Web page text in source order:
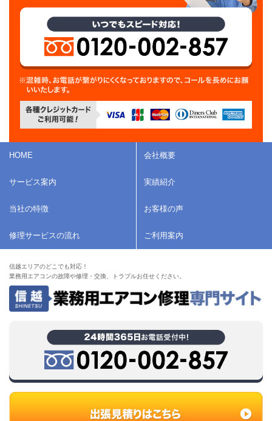
HOME 会社概要
サービス案内 実績紹介
当社の特徴 お客様の声
修理サービスの流れ ご利用案内
信越エリアのどこでも対応！
業務用エアコンの故障や修理・交換、トラブルお任せください。